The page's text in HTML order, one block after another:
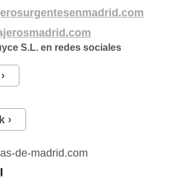
S.L. en redes sociales
de-madrid.com